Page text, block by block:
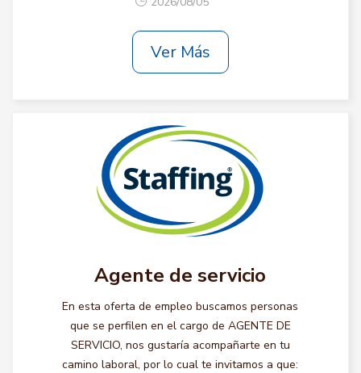
Ver Más
Agente de servicio
En esta oferta de empleo buscamos personas
que se perfilen en el cargo de AGENTE DE
SERVICIO, nos gustaría acompañarte en tu
camino laboral, por lo cual te invitamos a que: